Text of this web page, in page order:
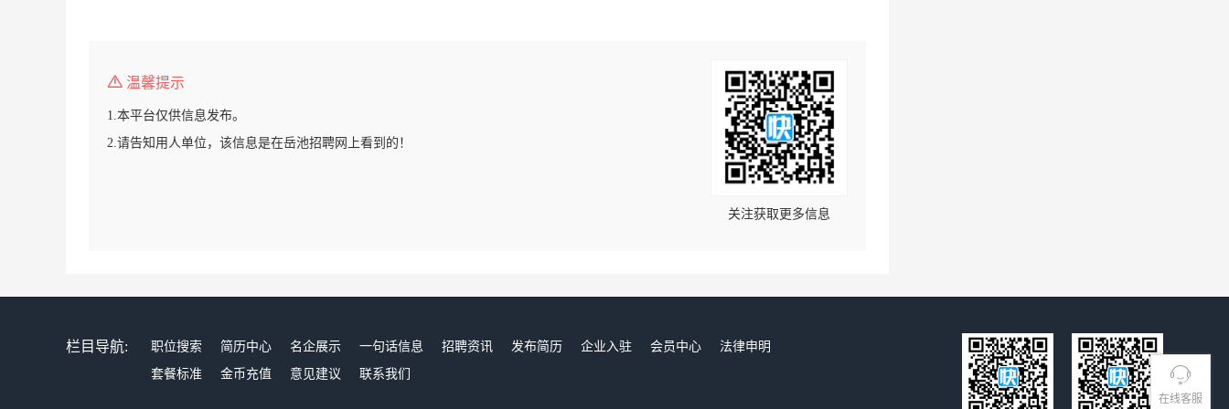
在线客服
温馨提示
1.本平台仅供信息发布。
2.请告知用人单位，该信息是在岳池招聘网上看到的！
关注获取更多信息
栏目导航: 职位搜索 简历中心 名企展示 一句话信息 招聘资讯 发布简历 企业入驻 会员中心
法律申明
套餐标准
金币充值 意见建议 联系我们